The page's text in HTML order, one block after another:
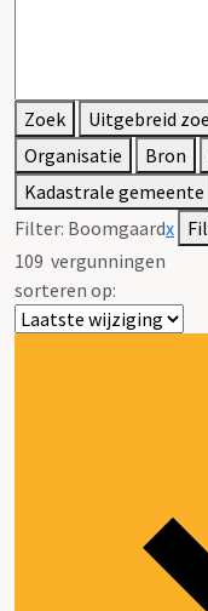
Zoek
Uitgebreid
Organisatie
Bron
Kadastrale gemeente
Filter: Boomgaardx
109 vergunningen
sorteren op: